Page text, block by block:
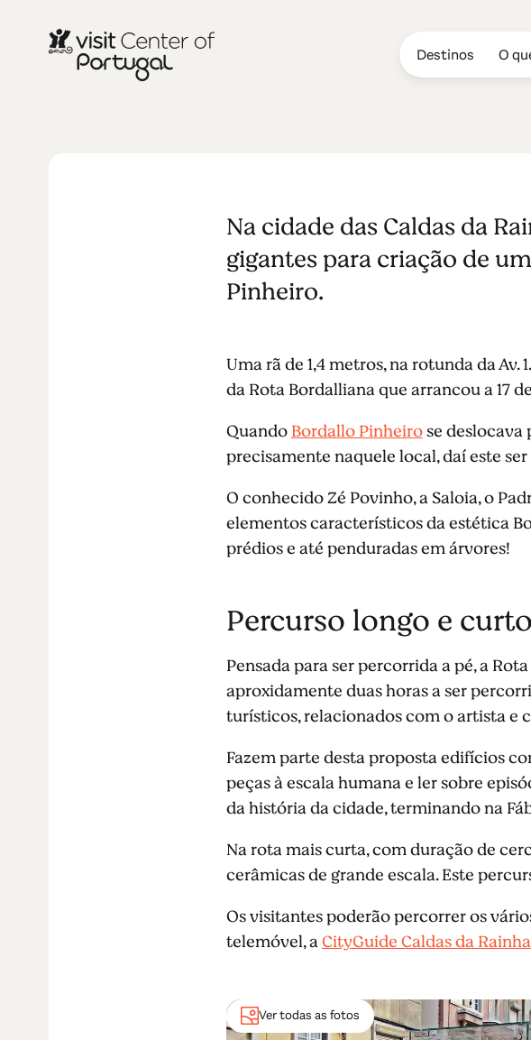
Destinos O
Rota de
Caldas da
Na cidade das Caldas da
gigantes para criação de
Pinheiro.
Uma rã de 1,4 metros, na rotunda da
da Rota Bordalliana que arrancou a 17
QuandoBordallo Pinheirose deslocava
precisamente naquele local, daí este
O conhecido Zé Povinho, a Saloia, o
elementos característicos da estética
prédios e até penduradas em árvores!
Percurso longo e curto
Pensada para ser percorrida a pé, a
aproxidamente duas horas a ser
turísticos, relacionados com o artista e
Fazem parte desta proposta edifícios
peças à escala humana e ler sobre
da história da cidade, terminando na
Na rota mais curta, com duração de
cerâmicas de grande escala. Este
Os visitantes poderão percorrer os
telemóvel, aCityGuide Caldas da Rainha
Ver todas as fotos